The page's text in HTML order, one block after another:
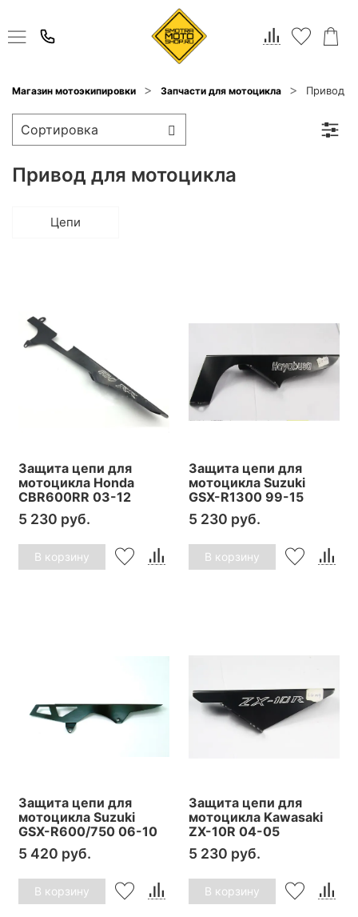
Магазин мотоэкипировки Запчасти для мотоцикла Привод
Привод для мотоцикла
Цепи
Защита цепи для
мотоцикла Honda
CBR600RR 03-12
5 230 руб.
В корзину
Защита цепи для
мотоцикла Suzuki
GSX-R1300 99-15
5 230 руб.
В корзину
Защита цепи для
мотоцикла Suzuki
GSX-R600/750 06-10
5 420 руб.
В корзину
Защита цепи для
мотоцикла Kawasaki
ZX-10R 04-05
5 230 руб.
В корзину